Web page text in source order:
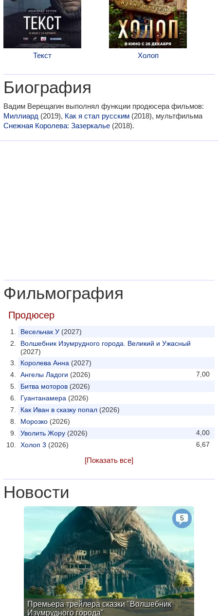
Текст Холоп
Биография
Вадим Верещагин выполнял функции продюсера фильмов:
Миллиард (2019), Как я стал русским (2018), мультфильма
Снежная Королева: Зазеркалье (2018).
Фильмография
Продюсер
Весельчак У (2027)
Волшебник Изумрудного города. Великий и Ужасный
(2027)
Королева Анна (2027)
7,00
Ангелы Ладоги (2026)
Битва моторов (2026)
Гуантанамера (2026)
Как Иван в сказку попал (2026)
Морозко (2026)
4,00
Уволить Жору (2026)
6,67
Холоп 3 (2026)
[Показать все]
Новости
Премьера трейлера сказки "Волшебник
Изумрудного города"
5